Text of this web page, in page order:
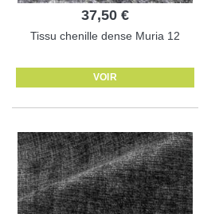
37,50 €
Tissu chenille dense Muria 12
VOIR